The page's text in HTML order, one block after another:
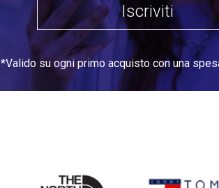
Iscriviti
*Valido su ogni primo acquisto con una
NORTH